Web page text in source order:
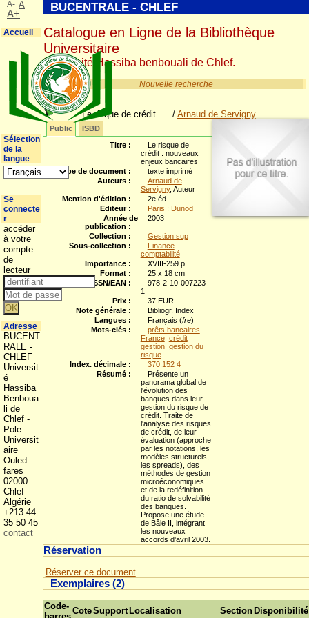
Nouvelle recherche
Le risque de crédit / Arnaud de Servigny
Public
ISBD
Titre :
Le risque de
crédit : nouveaux
enjeux bancaires
Type de document :
texte imprimé
Auteurs :
Arnaud de
Servigny, Auteur
Mention d'édition :
2e éd.
Editeur :
Paris : Dunod
Année de
publication :
2003
Collection :
Gestion sup
Sous-collection :
Finance
comptabilité
Importance :
XVIII-259 p.
Format :
25 x 18 cm
ISBN/ISSN/EAN :
978-2-10-007223-
1
Prix :
37 EUR
Note générale :
Bibliogr. Index
Langues :
Français (fre)
Mots-clés :
prêts bancaires
France crédit
gestion gestion du
risque
Index. décimale :
370.152 4
Résumé :
Présente un
panorama global de
l'évolution des
banques dans leur
gestion du risque de
crédit. Traite de
l'analyse des risques
de crédit, de leur
évaluation (approche
par les notations, les
modèles structurels,
les spreads), des
méthodes de gestion
microéconomiques
et de la redéfinition
du ratio de solvabilité
des banques.
Propose une étude
de Bâle II, intégrant
les nouveaux
accords d'avril 2003.
Réservation
Réserver ce document
Exemplaires (2)
Code- CoteSupport Localisation Section Disponibilité
BUCENTRALE - CHLEF
Catalogue en Ligne de la Bibliothèque
Universitaire
Université Hassiba benbouali de Chlef.
A- A
A+
Accueil
Sélection
de la
langue
Se
connecte
r
accéder
à votre
compte
de
lecteur
Adresse
BUCENT
RALE -
CHLEF
Universit
é
Hassiba
Benboua
li de
Chlef -
Pole
Universit
aire
Ouled
fares
02000
Chlef
Algérie
+213 44
35 50 45
contact